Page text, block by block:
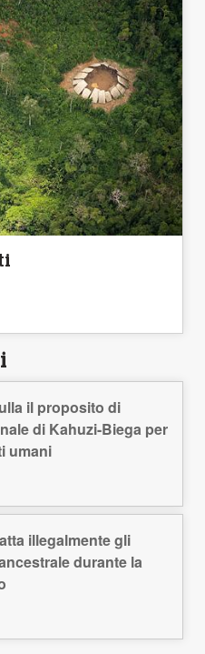
il proposito di
di Kahuzi-Biega per
umani
illegalmente gli
durante la